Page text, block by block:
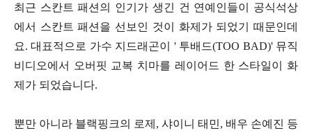
최근 스칸트 패션의 인기가 생긴 건 연예인들이 공식석상
에서 스칸트 패션을 선보인 것이 화제가 되었기 때문인데
요. 대표적으로 가수 지드래곤이 ' 투배드(TOO BAD)' 뮤직
비디오에서 오버핏 교복 치마를 레이어드 한 스타일이 화
제가 되었습니다.
뿐만 아니라 블랙핑크의 로제, 샤이니 태민, 배우 손예진 등